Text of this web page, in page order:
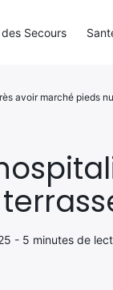
- 5 minutes de
avoir marché pieds
Secours